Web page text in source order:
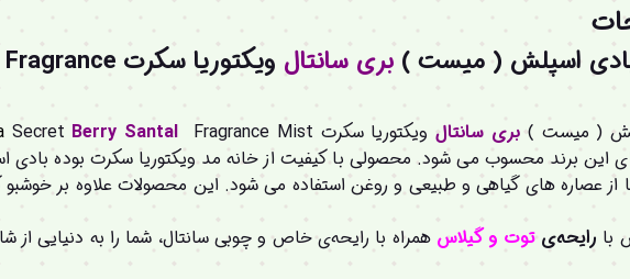
بادی اسپلش ( میست ) بری سانتال ویکتوریا سکرت Fragrance
( میست ) بری سانتالویکتوریا سکرت Secret Berry Santal
این برند محسوب می شود. محصولی با کیفیت از خانه مد ویکتوریا سکرت بوده بادی
از عصاره های گیاهی و طبیعی و روغن استفاده می شود. این محصولات علاوه بر
با رایحه‌یتوت و گیلاس همراه با رایحه‌ی خاص و چوبی سانتال، شما را به دنیایی از